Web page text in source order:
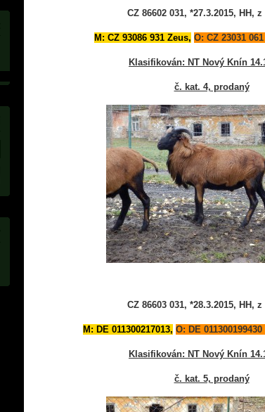
CZ 86602 031, *27.3.2015, HH,
M: CZ 93086 931 Zeus, O: CZ 23031
Klasifikován: NT Nový Knín
č. kat. 4, prodaný
CZ 86603 031, *28.3.2015, HH,
M: DE 011300217013, O: DE
Klasifikován: NT Nový Knín
č. kat. 5, prodaný